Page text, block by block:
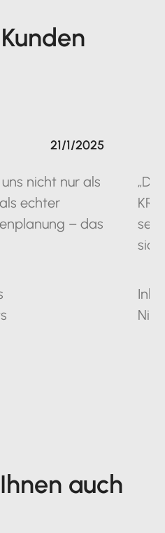
nicht nur als
echter
– das
21/1/2025
seit
sich
auch